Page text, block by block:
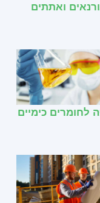
ואתתים
לחומרים כימיים